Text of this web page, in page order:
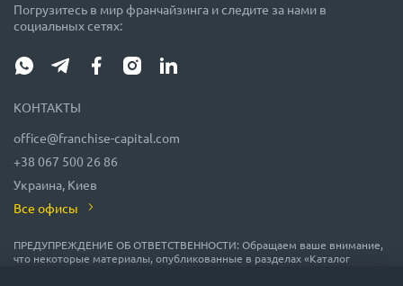
Погрузитесь в мир франчайзинга и следите за нами в
социальных сетях:
КОНТАКТЫ
office@franchise-capital.com
+38 067 500 26 86
Украина, Киев
Все офисы
ПРЕДУПРЕЖДЕНИЕ ОБ ОТВЕТСТВЕННОСТИ: Обращаем ваше внимание,
что некоторые материалы, опубликованные в разделах «Каталог